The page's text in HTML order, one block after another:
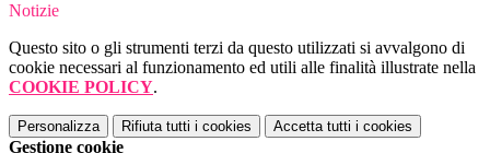
Notizie
Questo sito o gli strumenti terzi da questo utilizzati si avvalgono di
cookie necessari al funzionamento ed utili alle finalità illustrate nella
COOKIE POLICY.
Personalizza Rifiuta tutti i cookies Accetta tutti i cookies
Gestione cookie